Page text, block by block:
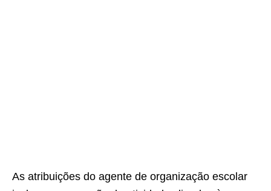
As atribuições do agente de organização escolar